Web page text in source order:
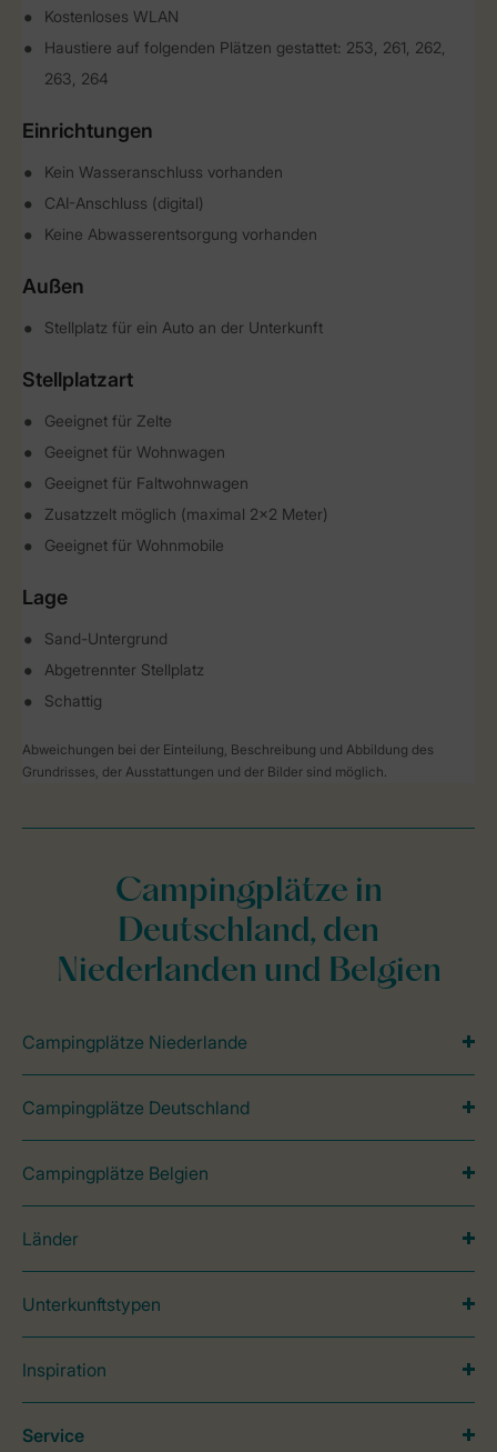
Kostenloses WLAN
Haustiere auf folgenden Plätzen gestattet: 253, 261, 262,
263, 264
Einrichtungen
Kein Wasseranschluss vorhanden
CAI-Anschluss (digital)
Keine Abwasserentsorgung vorhanden
Außen
Stellplatz für ein Auto an der Unterkunft
Stellplatzart
Geeignet für Zelte
Geeignet für Wohnwagen
Geeignet für Faltwohnwagen
Zusatzzelt möglich (maximal 2x2 Meter)
Geeignet für Wohnmobile
Lage
Sand-Untergrund
Abgetrennter Stellplatz
Schattig
Abweichungen bei der Einteilung, Beschreibung und Abbildung des
Grundrisses, der Ausstattungen und der Bilder sind möglich.
Campingplätze in
Deutschland, den
Niederlanden und Belgien
Campingplätze Niederlande
Campingplätze Deutschland
Campingplätze Belgien
Länder
Unterkunftstypen
Inspiration
Service